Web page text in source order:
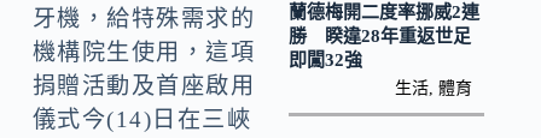
牙機，給特殊需求的
機構院生使用，這項
捐贈活動及首座啟用
儀式今(14)日在三峽
蘭德梅開二度率挪威2連
勝 睽違28年重返世足
即闖32強
生活 ,體育